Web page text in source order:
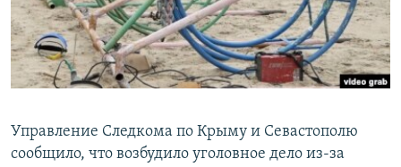
ПОБЕДИТЕЛЕЙ НЕ СУДЯТ?
КРЫМ.НЕПОКОРЕННЫЙ
ELIFBE
ПРИСОЕДИНЯЙТЕСЬ!
Все сайты RFE/RL
Управление Следкома по Крыму и Севастополю
сообщило, что возбудило уголовное дело из-за